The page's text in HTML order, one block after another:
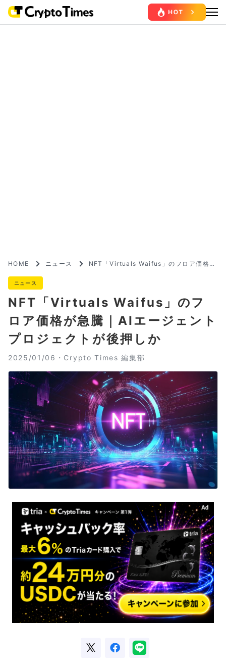
HOME ニュース
NFT「Virtuals Waifus」のフロア価格が
ニュース
NFT「Virtuals Waifus」のフ
ロア価格が急騰｜AIエージェント
プロジェクトが後押しか
2025/01/06・ Crypto Times 編集部